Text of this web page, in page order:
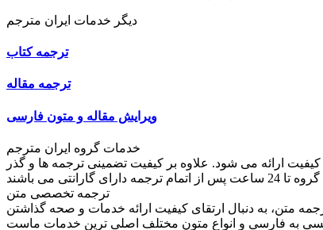
دیگر خدمات ایران مترجم
ترجمه کتاب
ترجمه مقاله
ویرایش مقاله و متون فارسی
خدمات گروه ایران مترجم
ارائه می شود. علاوه بر کیفیت تضمینی ترجمه ها و گذر
ترجمه تخصصی متن
متن، به دنبال ارتقای کیفیت ارائه خدمات و صحه گذاشتن